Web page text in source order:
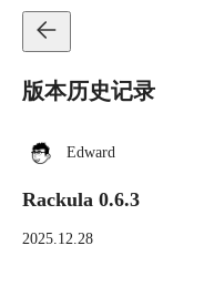
版本历史记录
Edward
Rackula 0.6.3
2025.12.28